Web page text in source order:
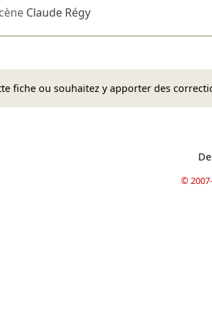
Claude Régy
fiche ou souhaitez y apporter des
©